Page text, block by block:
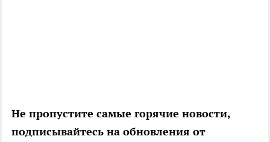
Не пропустите самые горячие новости,
подписывайтесь на обновления от